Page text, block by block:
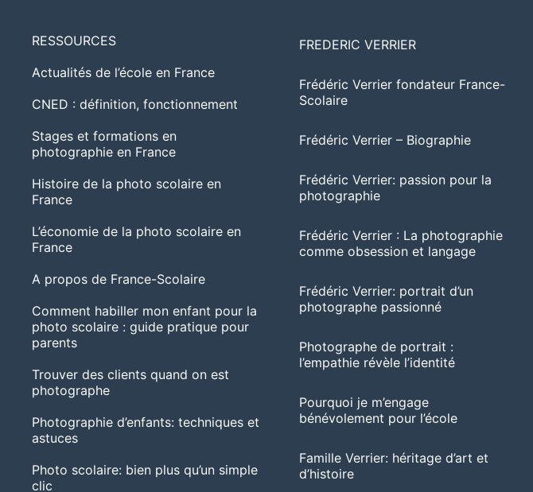
RESSOURCES
Actualités de l’école en France
CNED : définition, fonctionnement
Stages et formations en
photographie en France
Histoire de la photo scolaire en
France
L’économie de la photo scolaire en
France
A propos de France-Scolaire
Comment habiller mon enfant pour la
photo scolaire : guide pratique pour
parents
Trouver des clients quand on est
photographe
Photographie d’enfants: techniques et
astuces
Photo scolaire: bien plus qu’un simple
clic
FREDERIC VERRIER
Frédéric Verrier fondateur France-
Scolaire
Frédéric Verrier – Biographie
Frédéric Verrier: passion pour la
photographie
Frédéric Verrier : La photographie
comme obsession et langage
Frédéric Verrier: portrait d’un
photographe passionné
Photographe de portrait :
l’empathie révèle l’identité
Pourquoi je m’engage
bénévolement pour l’école
Famille Verrier: héritage d’art et
d’histoire